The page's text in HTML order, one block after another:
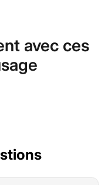
avec ces